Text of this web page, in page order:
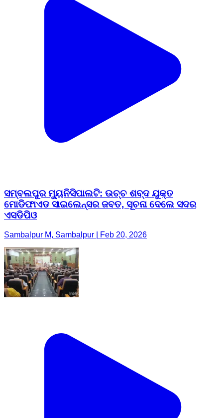
ସମ୍ବଲପୁର ମ୍ୟୁନିସିପାଲଟି: ଉଚ୍ଚ ଶବ୍ଦ ଯୁକ୍ତ
ମୋଡିଫାଏଡ ସାଇଲେନ୍ସର ଜବତ, ସୂଚନା ଦେଲେ ସଦର
ଏସଡିପିଓ
Sambalpur M, Sambalpur | Feb 20, 2026